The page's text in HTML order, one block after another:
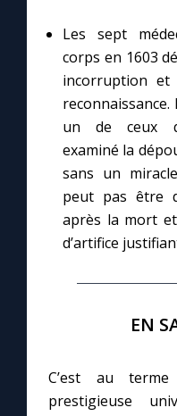
Les sept
corps en 1603
incorruption et
un de ceux
examiné la
sans un
peut pas être
après la mort
d’artifice
EN
C’est au
prestigieuse